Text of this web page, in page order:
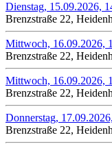
Dienstag, 15.09.2026,
Brenzstraße 22,
Mittwoch, 16.09.2026,
Brenzstraße 22,
Mittwoch, 16.09.2026,
Brenzstraße 22,
Donnerstag,
Brenzstraße 22,